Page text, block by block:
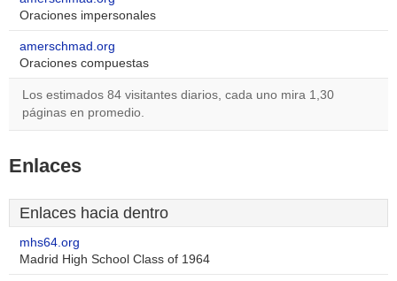
Oraciones impersonales
amerschmad.org
Oraciones compuestas
Los estimados 84 visitantes diarios, cada uno mira 1,30
páginas en promedio.
Enlaces
Enlaces hacia dentro
mhs64.org
Madrid High School Class of 1964